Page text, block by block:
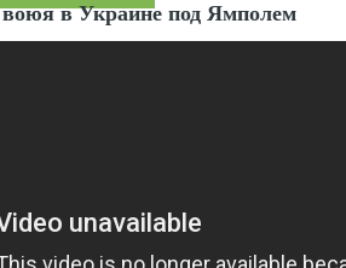
в Украине под Ямполем